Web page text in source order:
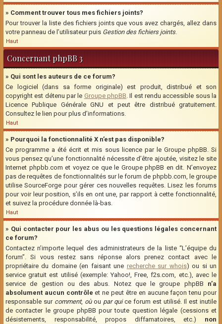
» Comment trouver tous mes fichiers joints?
Pour trouver la liste des fichiers joints que vous avez chargés, allez dans
votre panneau de l’utilisateur puis Gestion des fichiers joints.
Haut
Concernant phpBB 3
» Qui sont les auteurs de ce forum?
Ce logiciel (dans sa forme originale) est produit, distribué et son
copyright est détenu par le Groupe phpBB. Il est rendu accessible sous la
Licence Publique Générale GNU et peut être distribué gratuitement.
Consultez le lien pour plus d’informations.
Haut
» Pourquoi la fonctionnalité X n’est pas disponible?
Ce programme a été écrit et mis sous licence par le Groupe phpBB. Si
vous pensez qu’une fonctionnalité nécessite d’être ajoutée, visitez le site
Internet phpbb.com et voyez ce que le Groupe phpBB en dit. N’envoyez
pas de requêtes de fonctionnalités sur le forum de phpbb.com, le groupe
utilise SourceForge pour gérer ces nouvelles requêtes. Lisez les forums
pour voir leur position, s’ils en ont une, par rapport à cette fonctionnalité,
et suivez la procédure donnée là-bas.
Haut
» Qui contacter pour les abus ou les questions légales concernant
ce forum?
Contactez n’importe lequel des administrateurs de la liste “L’équipe du
forum”. Si vous restez sans réponse alors prenez contact avec le
propriétaire du domaine (en faisant une recherche sur whois) ou si un
service gratuit est utilisé (exemple: Yahoo!, Free, f2s.com, etc.), avec le
service de gestion ou des abus. Notez que le groupe phpBB n’a
absolument aucun contrôle et ne peut être en aucune façon tenu pour
responsable sur comment, oùou par quice forum est utilisé. Il est inutile
de contacter le groupe phpBB pour toute question légale (cessions et
désistements, responsabilité, propos diffamatoires, etc.) non